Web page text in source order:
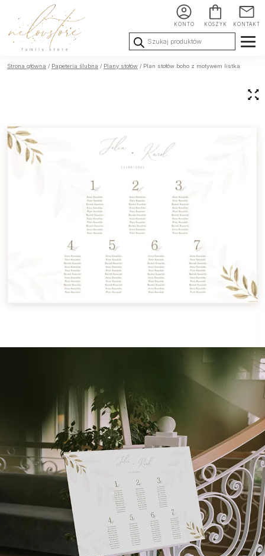
KONTO KOSZYK KONTAKT
Wyszukiwarka
produktów
Ślub i
Chrzest i
Urodziny i
Strona główna / Papeteria ślubna / Plany stołów / Plan stołów boho z motywem listka